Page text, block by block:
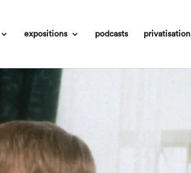
expositions podcasts privatisation